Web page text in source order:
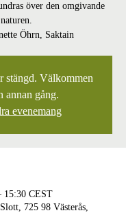
över den omgivande
naturen.
stängd. Välkommen
annan gång.
evenemang
15:30 CEST
725 98 Västerås,